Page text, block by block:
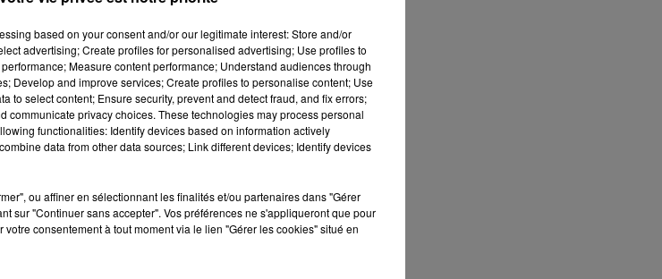
based on your consent and/or our legitimate interest: Store and/or
advertising; Create profiles for personalised advertising; Use profiles to
Measure content performance; Understand audiences through
Develop and improve services; Create profiles to personalise content; Use
to select content; Ensure security, prevent and detect fraud, and fix errors;
communicate privacy choices. These technologies may process personal
functionalities: Identify devices based on information actively
data from other data sources; Link different devices; Identify devices
ou affiner en sélectionnant les finalités et/ou partenaires dans "Gérer
sur "Continuer sans accepter". Vos préférences ne s'appliqueront que pour
consentement à tout moment via le lien "Gérer les cookies" situé en